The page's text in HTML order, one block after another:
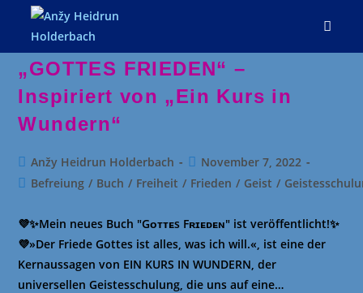
springen
„GOTTES FRIEDEN“ –
Inspiriert von „Ein Kurs in
Wundern“
Beitrags-
Autor:
Anžy Heidrun Holderbach
Beitrag
veröffentlicht:
November 7, 2022
Beitrags-
Befreiung / Buch / Freiheit / Frieden / Geist /
💜✨Mein neues Buch "Gᴏᴛᴛᴇs Fʀɪᴇᴅᴇɴ" ist veröffentlicht!✨
💜»Der Friede Gottes ist alles, was ich will.«, ist eine der
Kernaussagen von EIN KURS IN WUNDERN, der
universellen Geistesschulung, die uns auf eine…